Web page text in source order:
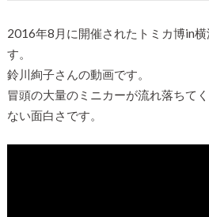
2016年8月に開催されたトミカ博in
す。
鈴川絢子さんの動画です。
冒頭の大量のミニカーが流れ落ちて
ない面白さです。